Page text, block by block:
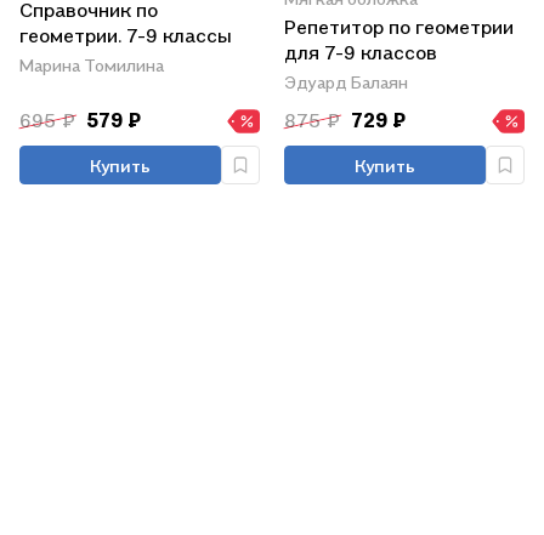
Справочник по
геометрии. 7-9 классы
Марина Томилина
695 ₽ 579 ₽
Купить
Репетитор по геометрии
для 7-9 классов
Эдуард Балаян
875 ₽ 729 ₽
Купить